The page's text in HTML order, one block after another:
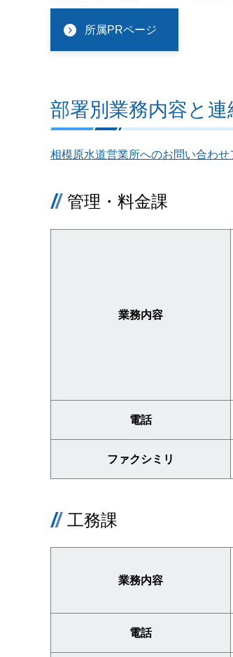
所属PRページ
部署別業務内容と連
相模原水道営業所へのお問い合わせ
管理・料金課
業務内容
電話
ファクシミリ
工務課
業務内容
電話